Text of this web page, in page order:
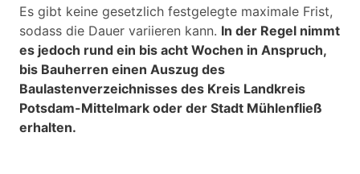
Es gibt keine gesetzlich festgelegte maximale Frist,
sodass die Dauer variieren kann. In der Regel nimmt
es jedoch rund ein bis acht Wochen in Anspruch,
bis Bauherren einen Auszug des
Baulastenverzeichnisses des Kreis Landkreis
Potsdam-Mittelmark oder der Stadt Mühlenfließ
erhalten.